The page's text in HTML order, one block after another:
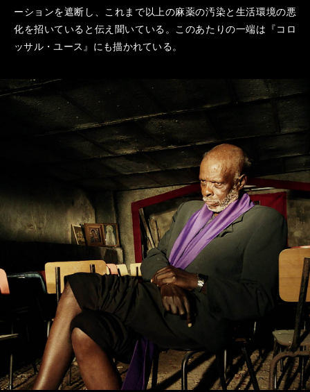
ーションを遮断し、これまで以上の麻薬の汚染と生活環境の悪
化を招いていると伝え聞いている。このあたりの一端は『コロ
ッサル・ユース』にも描かれている。